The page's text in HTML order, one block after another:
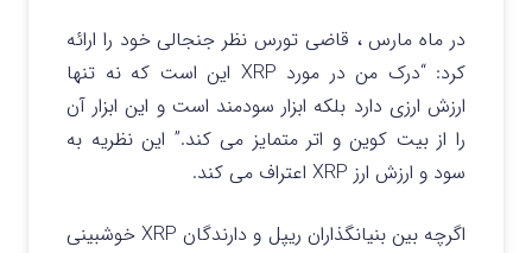
در ماه مارس ، قاضی تورس نظر جنجالی خود را ارائه
کرد: “درک من در مورد XRP این است که نه تنها
ارزش ارزی دارد بلکه ابزار سودمند است و این ابزار آن
را از بیت کوین و اتر متمایز می کند.” این نظریه به
سود و ارزش ارز XRP اعتراف می کند.
اگرچه بین بنیانگذاران ریپل و دارندگان XRP خوشبینی